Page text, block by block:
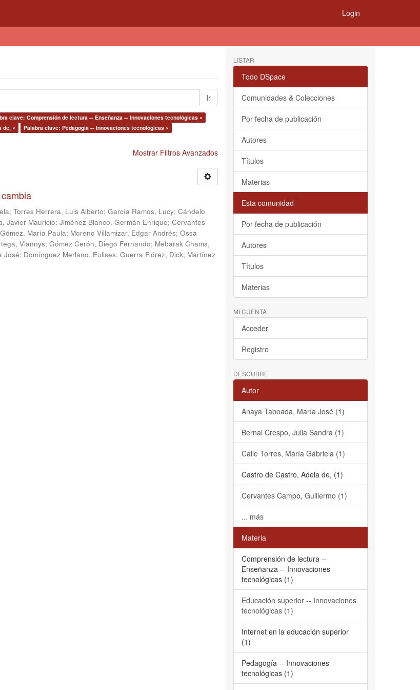
Login
Ir
clave: Comprensión de lectura -- Enseñanza -- Innovaciones tecnológicas ×
de, ×
Palabra clave: Pedagogía -- Innovaciones tecnológicas ×
Mostrar Filtros Avanzados
; Torres Herrera, Luis Alberto; García Ramos, Lucy; Cándelo
Javier Mauricio; Jiménez Blanco, Germán Enrique; Cervantes
María Paula; Moreno Villamizar, Edgar Andrés; Ossa
Viannys; Gómez Cerón, Diego Fernando; Mebarak Chams,
José; Domínguez Merlano, Eulises; Guerra Flórez, Dick; Martínez
LISTAR
Todo DSpace
Comunidades & Colecciones
Por fecha de publicación
Autores
Títulos
Materias
Esta comunidad
Por fecha de publicación
Autores
Títulos
Materias
MI CUENTA
Acceder
Registro
DESCUBRE
Autor
Anaya Taboada, María José (1)
Bernal Crespo, Julia Sandra (1)
Calle Torres, María Gabriela (1)
Castro de Castro, Adela de, (1)
Cervantes Campo, Guillermo (1)
... más
Materia
Comprensión de lectura --
Enseñanza -- Innovaciones
tecnológicas (1)
Educación superior -- Innovaciones
tecnológicas (1)
Internet en la educación superior
(1)
Pedagogía -- Innovaciones
tecnológicas (1)